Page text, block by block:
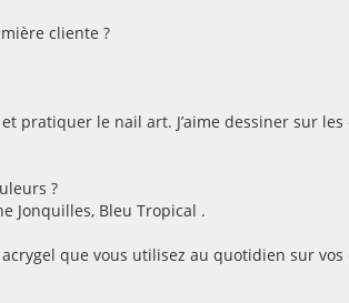
cliente ?
pratiquer le nail art. J’aime dessiner sur les
?
Jonquilles, Bleu Tropical .
que vous utilisez au quotidien sur vos